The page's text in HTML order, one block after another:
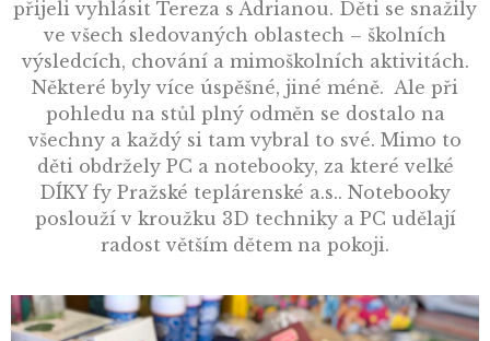
přijeli vyhlásit Tereza s Adrianou. Děti se snažily
ve všech sledovaných oblastech – školních
výsledcích, chování a mimoškolních aktivitách.
Některé byly více úspěšné, jiné méně. Ale při
pohledu na stůl plný odměn se dostalo na
všechny a každý si tam vybral to své. Mimo to
děti obdržely PC a notebooky, za které velké
DÍKY fy Pražské teplárenské a.s.. Notebooky
poslouží v kroužku 3D techniky a PC udělají
radost větším dětem na pokoji.